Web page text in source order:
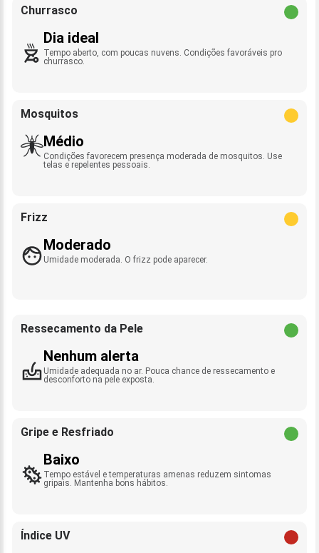
Churrasco
Dia ideal
Tempo aberto, com poucas nuvens. Condições favoráveis pro
churrasco.
Mosquitos
Médio
Condições favorecem presença moderada de mosquitos. Use
telas e repelentes pessoais.
Frizz
Moderado
Umidade moderada. O frizz pode aparecer.
Ressecamento da Pele
Nenhum alerta
Umidade adequada no ar. Pouca chance de ressecamento e
desconforto na pele exposta.
Gripe e Resfriado
Baixo
Tempo estável e temperaturas amenas reduzem sintomas
gripais. Mantenha bons hábitos.
Índice UV